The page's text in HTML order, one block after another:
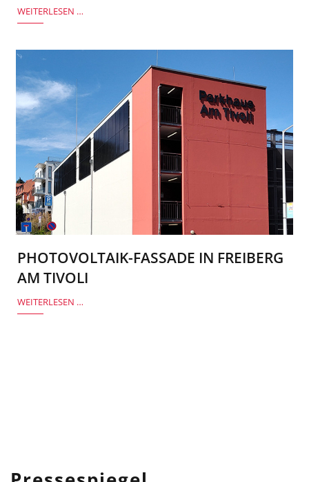
WEITERLESEN …
PHOTOVOLTAIK-FASSADE IN FREIBERG
AM TIVOLI
WEITERLESEN …